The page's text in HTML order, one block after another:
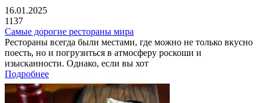
16.01.2025
1137
Самые дорогие рестораны мира
Рестораны всегда были местами, где можно не только вкусно
поесть, но и погрузиться в атмосферу роскоши и
изысканности. Однако, если вы хот
Подробнее